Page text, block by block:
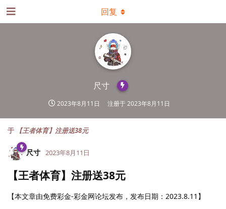
尺寸
2023年8月11日 注册于2023年8月11日
回复
于 【王者体育】注册送38元
尺寸 2023年8月11日
【王者体育】注册送38元
【本文章由免费彩金-彩金网论坛发布，发布日期：2023.8.11】